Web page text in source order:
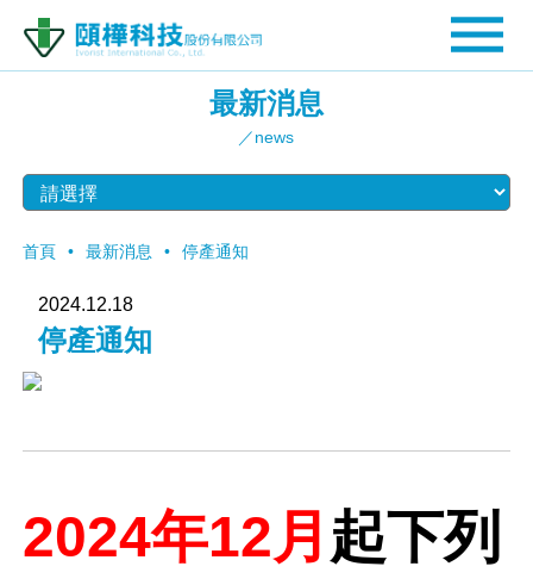
最新消息
／news
首頁 最新消息 停產通知
2024.12.18
停產通知
2024年12月 起下列